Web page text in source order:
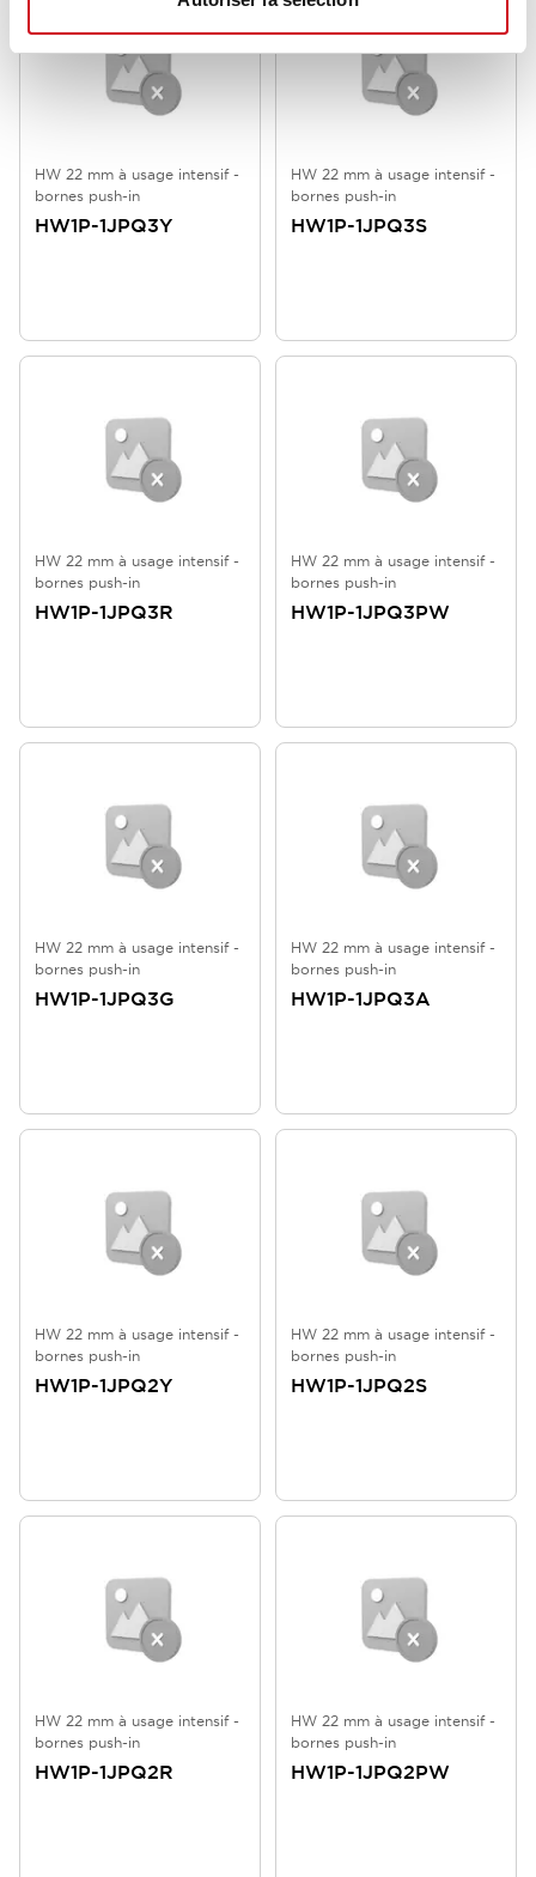
HW 22 mm à usage intensif -
bornes push-in
HW1P-1JPQ3Y
HW 22 mm à usage intensif -
bornes push-in
HW1P-1JPQ3S
HW 22 mm à usage intensif -
bornes push-in
HW1P-1JPQ3R
HW 22 mm à usage intensif -
bornes push-in
HW1P-1JPQ3PW
HW 22 mm à usage intensif -
bornes push-in
HW1P-1JPQ3G
HW 22 mm à usage intensif -
bornes push-in
HW1P-1JPQ3A
HW 22 mm à usage intensif -
bornes push-in
HW1P-1JPQ2Y
HW 22 mm à usage intensif -
bornes push-in
HW1P-1JPQ2S
HW 22 mm à usage intensif -
bornes push-in
HW1P-1JPQ2R
HW 22 mm à usage intensif -
bornes push-in
HW1P-1JPQ2PW